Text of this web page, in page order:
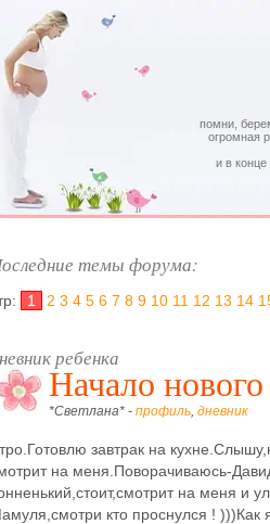
помни,
огромная
и в
темы форума:
1 2 3 4 5 6 7 8 9 10 11 12 13 14
ребенка
Начало
*Светлана* - профиль, дневник
завтрак на
на меня.Поворачиваюсь-
на меня и
кто проснулся !